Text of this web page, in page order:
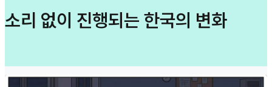
소리 없이 진행되는 한국의 변화